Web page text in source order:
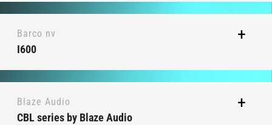
Barco nv
I600
Blaze Audio
CBL series by Blaze Audio